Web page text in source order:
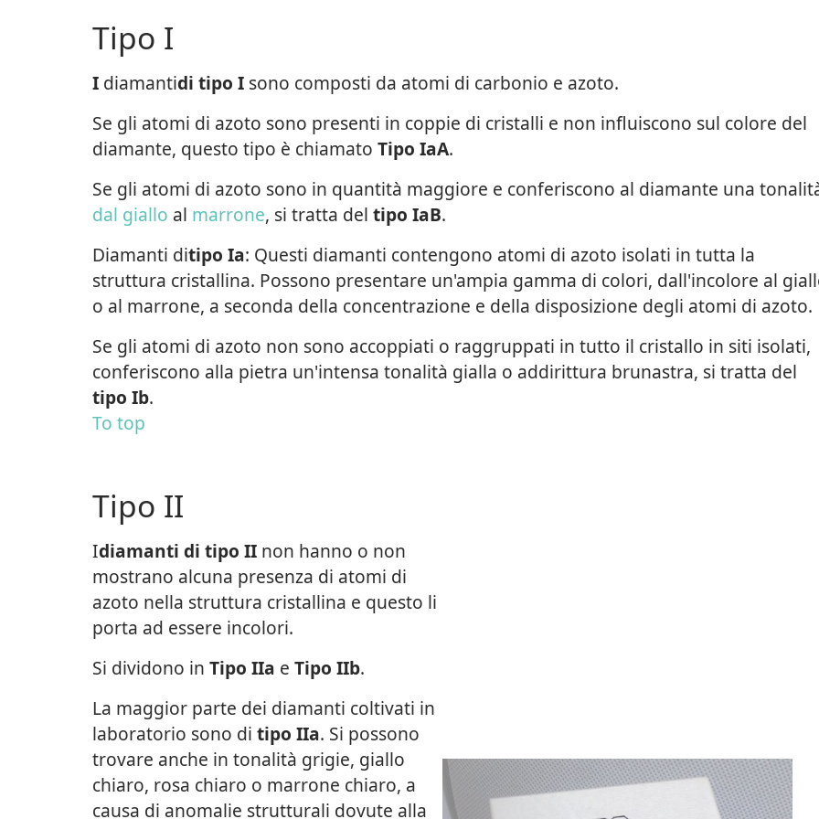
Tipo I
Idiamantidi tipo Isono composti da atomi di carbonio e azoto.
Se gli atomi di azoto sono presenti in coppie di cristalli e non influiscono sul colore del
diamante, questo tipo è chiamato Tipo IaA.
Se gli atomi di azoto sono in quantità maggiore e conferiscono al diamante una
dal giallo al marrone, si tratta del tipo IaB.
Diamanti ditipo Ia: Questi diamanti contengono atomi di azoto isolati in tutta la
struttura cristallina. Possono presentare un'ampia gamma di colori, dall'incolore al
o al marrone, a seconda della concentrazione e della disposizione degli atomi di azoto.
Se gli atomi di azoto non sono accoppiati o raggruppati in tutto il cristallo in siti isolati,
conferiscono alla pietra un'intensa tonalità gialla o addirittura brunastra, si tratta del
tipo Ib.
To top
Tipo II
Idiamanti di tipo II non hanno o non
mostrano alcuna presenza di atomi di
azoto nella struttura cristallina e questo li
porta ad essere incolori.
Si dividono in Tipo IIa e Tipo IIb.
La maggior parte dei diamanti coltivati in
laboratorio sono di tipo IIa. Si possono
trovare anche in tonalità grigie, giallo
chiaro, rosa chiaro o marrone chiaro, a
causa di anomalie strutturali dovute alla